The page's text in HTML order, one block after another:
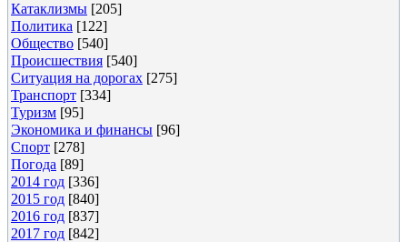
Катаклизмы [205]
Политика [122]
Общество [540]
Происшествия [540]
Ситуация на дорогах [275]
Транспорт [334]
Туризм [95]
Экономика и финансы [96]
Спорт [278]
Погода [89]
2014 год [336]
2015 год [840]
2016 год [837]
2017 год [842]